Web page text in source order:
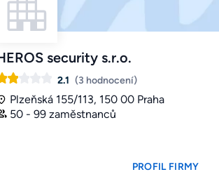
security s.r.o.
2.1 (3 hodnocení)
Plzeňská 155/113, 150 00 Praha
50 - 99 zaměstnanců
PROFIL FIRMY